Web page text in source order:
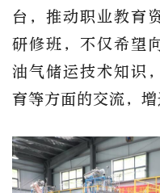
台，推动职业教育
研修班，不仅希望
油气储运技术知识
育等方面的交流，增